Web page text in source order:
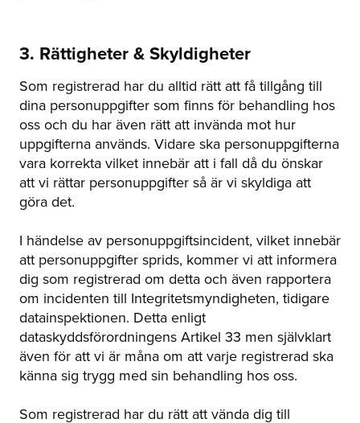
3. Rättigheter & Skyldigheter
Som registrerad har du alltid rätt att få tillgång till
dina personuppgifter som finns för behandling hos
oss och du har även rätt att invända mot hur
uppgifterna används. Vidare ska personuppgifterna
vara korrekta vilket innebär att i fall då du önskar
att vi rättar personuppgifter så är vi skyldiga att
göra det.
I händelse av personuppgiftsincident, vilket innebär
att personuppgifter sprids, kommer vi att informera
dig som registrerad om detta och även rapportera
om incidenten till Integritetsmyndigheten, tidigare
datainspektionen. Detta enligt
dataskyddsförordningens Artikel 33 men självklart
även för att vi är måna om att varje registrerad ska
känna sig trygg med sin behandling hos oss.
Som registrerad har du rätt att vända dig till